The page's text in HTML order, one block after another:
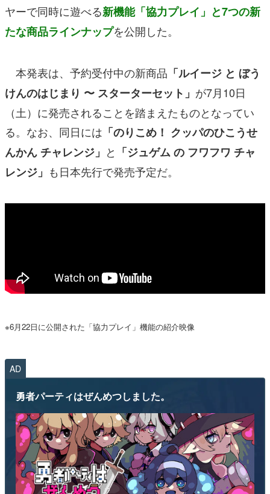
電ファミニコゲーマーとは？
運営：株式会社マレ
ヤーで同時に遊べる新機能「協力プレイ」と7つの新
たな商品ラインナップを公開した。
本発表は、予約受付中の新商品 「ルイージ と ぼう
けんのはじまり 〜 スターターセット」 が7月10日
（土）に発売されることを踏まえたものとなってい
る。なお、同日には 「のりこめ！ クッパのひこうせ
んかん チャレンジ」 と 「ジュゲム の フワフワ チャ
レンジ」 も日本先行で発売予定だ。
※6月22日に公開された「協力プレイ」機能の紹介映像
AD
勇者パーティはぜんめつしました。